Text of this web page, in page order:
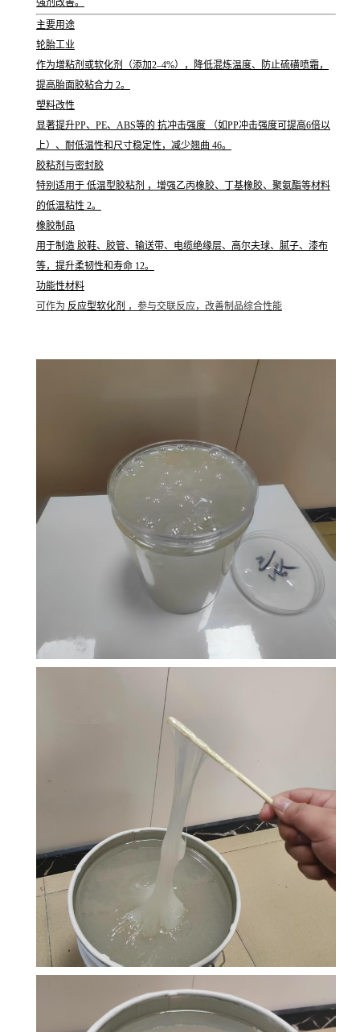
强剂改善。
主要用途
轮胎工业
作为增粘剂或软化剂（添加2–4%），降低混炼温度、防止硫磺喷霜，
提高胎面胶粘合力 2。
塑料改性
显著提升PP、PE、ABS等的 抗冲击强度 （如PP冲击强度可提高6倍以
上）、耐低温性和尺寸稳定性，减少翘曲 46。
胶粘剂与密封胶
特别适用于 低温型胶粘剂 ，增强乙丙橡胶、丁基橡胶、聚氨酯等材料
的低温粘性 2。
橡胶制品
用于制造 胶鞋、胶管、输送带、电缆绝缘层、高尔夫球、腻子、漆布
等，提升柔韧性和寿命 12。
功能性材料
可作为 反应型软化剂 ，参与交联反应，改善制品综合性能